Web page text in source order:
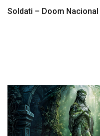
Soldati – Doom Nacional